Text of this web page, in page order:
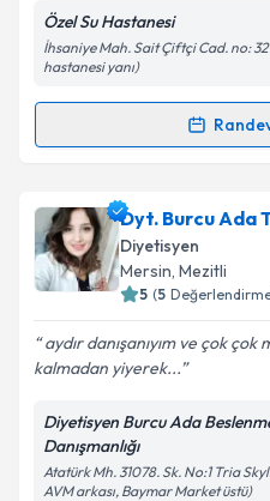
Kişisel verilerimin
'ni okudum
kapsamda
Takvim
Özel Su Hastanesi
İhsaniye Mah. Sait Çiftçi Cad. no:
hastanesi yanı)
Randevu Takvimi
Dyt. Şilan Altuntaşiçin
oluşturun. Size bu
takvim hazırlandığında
Kişisel verilerimin
Metni
kapsamda
Dyt. Burcu Ada
Diyetisyen
Mersin, Mezitli
5 (5
aydır danışanıyım ve çok çok
kalmadan yiyerek...
Diyetisyen Burcu Ada
Danışmanlığı
Atatürk Mh. 31078. Sk. No:1 Tria
AVM arkası, Baymar Market üstü)